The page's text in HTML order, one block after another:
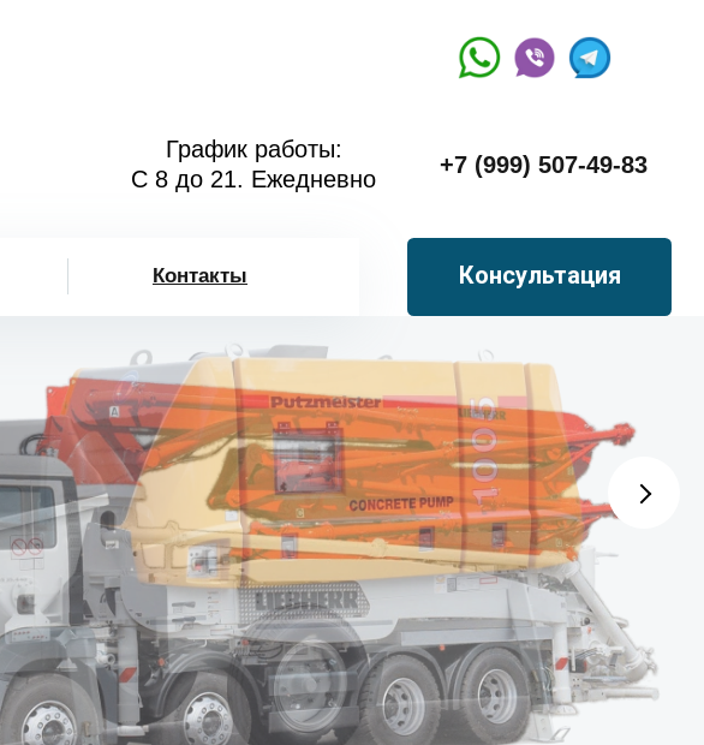
График работы:
С 8 до 21. Ежедневно
+7 (999) 507-49-83
Контакты Консультация